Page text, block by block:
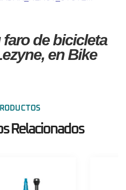
de bicicleta
en Bike
Relacionados